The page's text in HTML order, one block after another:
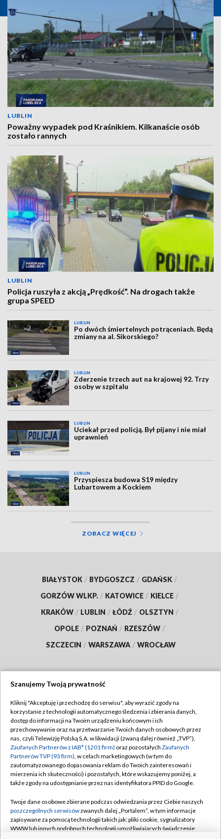
LUBLIN
Poważny wypadek pod Kraśnikiem. Kilkanaście osób
zostało rannych
LUBLIN
Policja ruszyła z akcją „Prędkość”. Na drogach także
grupa SPEED
LUBLIN
Po dwóch śmiertelnych potrąceniach. Będą
zmiany na al. Sikorskiego?
LUBLIN
Zderzenie trzech aut na krajowej 92. Trzy
osoby w szpitalu
LUBLIN
Uciekał przed policją. Był pijany i nie miał
uprawnień
LUBLIN
Przyspiesza budowa S19 między
Lubartowem a Kockiem
ZOBACZ WIĘCEJ
BIAŁYSTOK / BYDGOSZCZ / GDAŃSK /
GORZÓW WLKP. / KATOWICE / KIELCE /
KRAKÓW / LUBLIN / ŁÓDŹ / OLSZTYN /
OPOLE / POZNAŃ / RZESZÓW /
SZCZECIN / WARSZAWA / WROCŁAW
TVP
Abonament TVP
Emisja w TVP
Centrum informacji TVP
Naziemna Telewizja Cyfrowa
Rada Programowa
System NOS
Regulamin TVP
Polityka prywatności
Moje zgody
Pomoc
Kontakt
Szanujemy Twoją prywatność
Kliknij "Akceptuję i przechodzę do serwisu", aby wyrazić zgody na
korzystanie z technologii automatycznego śledzenia i zbierania danych,
dostęp do informacji na Twoim urządzeniu końcowym i ich
przechowywanie oraz na przetwarzanie Twoich danych osobowych przez
nas, czyli Telewizję Polską S.A. w likwidacji (zwaną dalej również „TVP”),
Zaufanych Partnerów z IAB* (1201 firm) oraz pozostałych Zaufanych
Partnerów TVP (93 firm), w celach marketingowych (w tym do
zautomatyzowanego dopasowania reklam do Twoich zainteresowań i
mierzenia ich skuteczności) i pozostałych, które wskazujemy poniżej, a
także zgody na udostępnianie przez nas identyfikatora PPID do Google.
Twoje dane osobowe zbierane podczas odwiedzania przez Ciebie naszych
poszczególnych serwisówzwanych dalej „Portalem”, w tym informacje
zapisywane za pomocą technologii takich jak: pliki cookie, sygnalizatory
WWW lub innych podobnych technologii umożliwiających świadczenie